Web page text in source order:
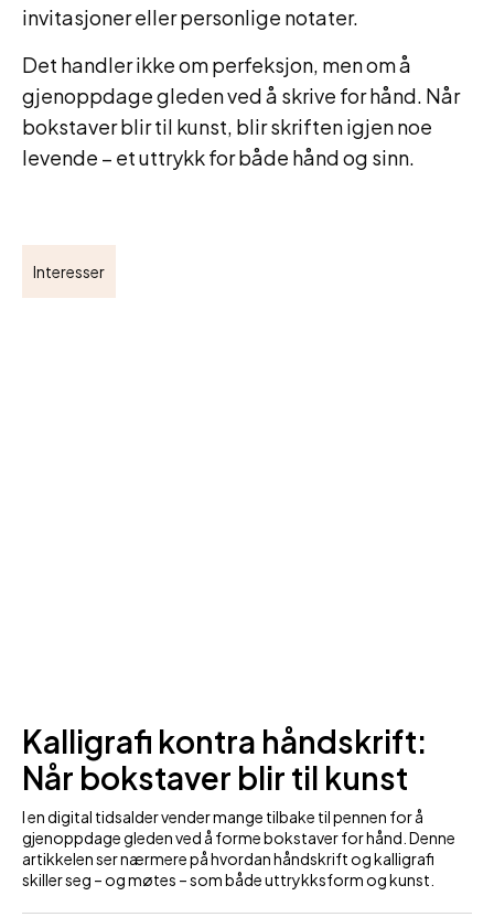
invitasjoner eller personlige notater.
Det handler ikke om perfeksjon, men om å
gjenoppdage gleden ved å skrive for hånd. Når
bokstaver blir til kunst, blir skriften igjen noe
levende – et uttrykk for både hånd og sinn.
Interesser
Kalligrafi kontra håndskrift:
Når bokstaver blir til kunst
I en digital tidsalder vender mange tilbake til pennen for å
gjenoppdage gleden ved å forme bokstaver for hånd. Denne
artikkelen ser nærmere på hvordan håndskrift og kalligrafi
skiller seg – og møtes – som både uttrykksform og kunst.